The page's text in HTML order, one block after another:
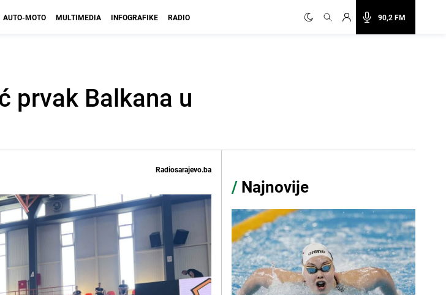
90,2 FM
AUTO-MOTO MULTIMEDIA INFOGRAFIKE RADIO
prvak Balkana u
Radiosarajevo.ba
/ Najnovije